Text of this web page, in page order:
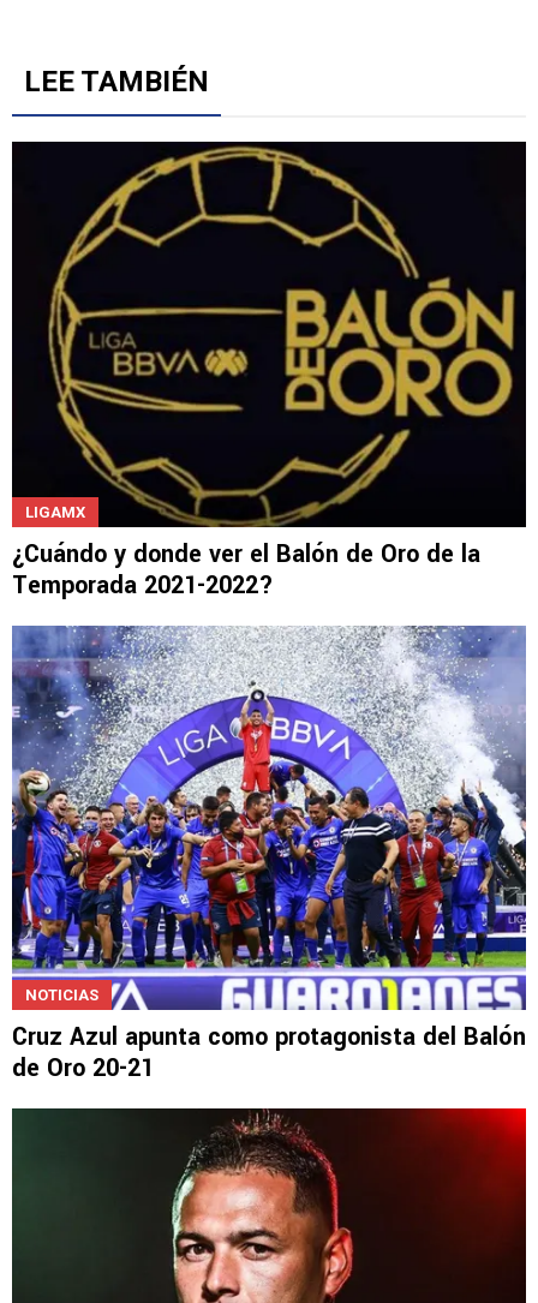
LEE TAMBIÉN
LIGAMX
¿Cuándo y donde ver el Balón de Oro de la
Temporada 2021-2022?
NOTICIAS
Cruz Azul apunta como protagonista del Balón
de Oro 20-21